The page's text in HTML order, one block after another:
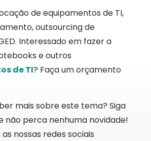
de equipamentos de TI,
outsourcing de
Interessado em fazer a
e outros
de TI? Faça um orçamento
mais sobre este tema? Siga
não perca nenhuma novidade!
nossas redes sociais